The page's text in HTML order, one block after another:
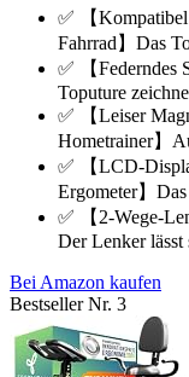
✅ 【
Fahrrad】Das
✅ 【Federndes
Toputure
✅ 【Leiser
Hometrainer】
✅ 【LCD-
Ergometer】
✅ 【2-Wege-
Der Lenker lässt
Bei Amazon kaufen
Bestseller Nr. 3